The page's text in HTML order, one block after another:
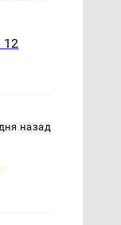
12
назад